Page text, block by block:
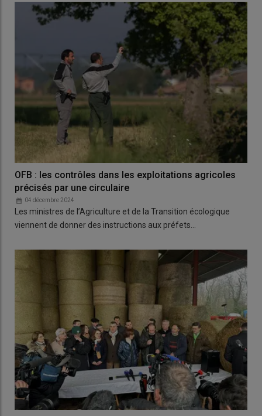
OFB : les contrôles dans les exploitations agricoles
précisés par une circulaire
04 décembre 2024
Les ministres de l’Agriculture et de la Transition écologique
viennent de donner des instructions aux préfets…